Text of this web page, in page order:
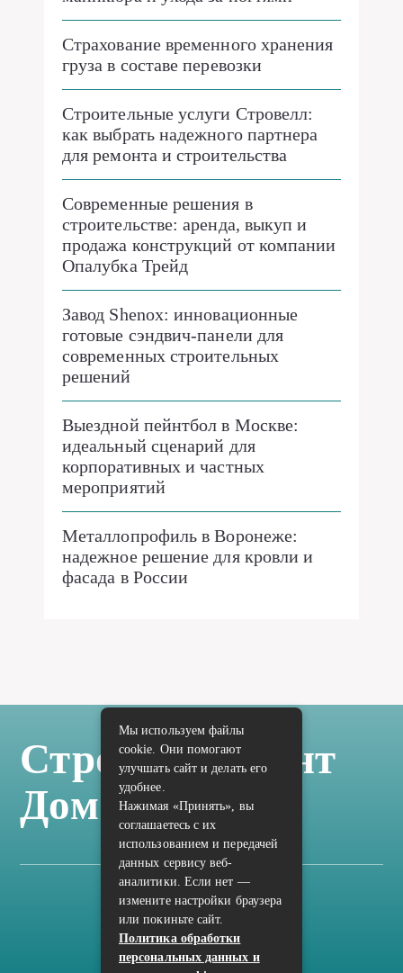
Страхование временного хранения
груза в составе перевозки
Строительные услуги Стровелл:
как выбрать надежного партнера
для ремонта и строительства
Современные решения в
строительстве: аренда, выкуп и
продажа конструкций от компании
Опалубка Трейд
Завод Shenox: инновационные
готовые сэндвич-панели для
современных строительных
решений
Выездной пейнтбол в Москве:
идеальный сценарий для
корпоративных и частных
мероприятий
Металлопрофиль в Воронеже:
надежное решение для кровли и
фасада в России
Стройка Ремонт
Дом Отделка
Карта сайта
Политика конфиденциальности
Мы используем файлы
cookie. Они помогают
улучшать сайт и делать его
удобнее.
Нажимая «Принять», вы
соглашаетесь с их
использованием и передачей
данных сервису веб-
аналитики. Если нет —
измените настройки браузера
или покиньте сайт.
Политика обработки
персональных данных и